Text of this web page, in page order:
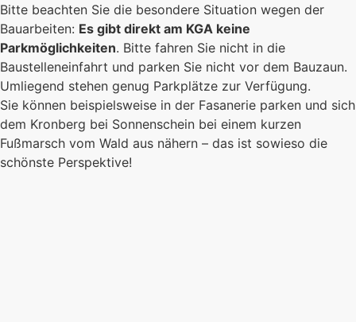
Bitte beachten Sie die besondere Situation wegen der
Bauarbeiten: Es gibt direkt am KGA keine
Parkmöglichkeiten. Bitte fahren Sie nicht in die
Baustelleneinfahrt und parken Sie nicht vor dem Bauzaun.
Umliegend stehen genug Parkplätze zur Verfügung.
Sie können beispielsweise in der Fasanerie parken und sich
dem Kronberg bei Sonnenschein bei einem kurzen
Fußmarsch vom Wald aus nähern – das ist sowieso die
schönste Perspektive!